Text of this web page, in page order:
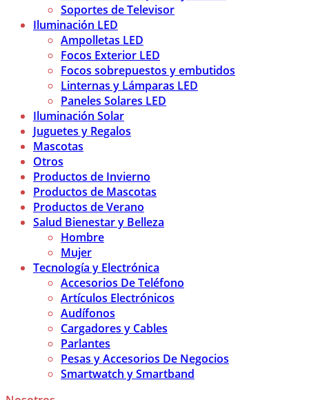
Soportes de Televisor
Iluminación LED
Ampolletas LED
Focos Exterior LED
Focos sobrepuestos y embutidos
Linternas y Lámparas LED
Paneles Solares LED
Iluminación Solar
Juguetes y Regalos
Mascotas
Otros
Productos de Invierno
Productos de Mascotas
Productos de Verano
Salud Bienestar y Belleza
Hombre
Mujer
Tecnología y Electrónica
Accesorios De Teléfono
Artículos Electrónicos
Audífonos
Cargadores y Cables
Parlantes
Pesas y Accesorios De Negocios
Smartwatch y Smartband